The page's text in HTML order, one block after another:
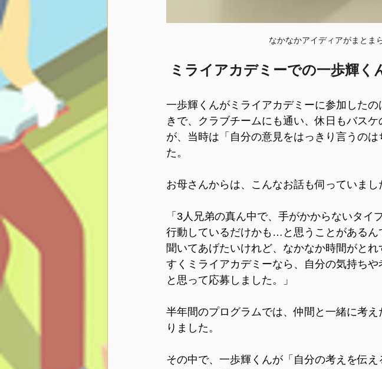
なかなかアイディアがまとま
ミライアカデミーでの一歩輝く
一歩輝くんがミライアカデミーに参加した
きで、クラブチームにも通い、休日もバス
が、当時は「自分の意見をはっきり言うの
た。
お母さんからは、こんなお話も伺っていまし
「3人兄弟の真ん中で、手がかからないタ
行動しているだけかも…と思うことがあるん
聞いてあげたいけれど、なかなか時間がと
すくミライアカデミーなら、自分の気持ち
と思って応募しました。」
半年間のプログラムでは、仲間と一緒に考
りました。
その中で、一歩輝くんが「自分の考えを伝